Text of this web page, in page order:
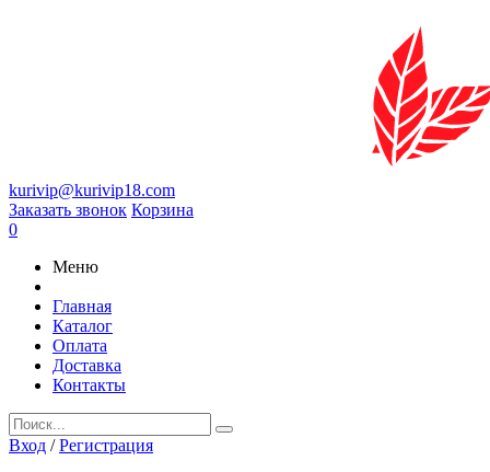
kurivip@kurivip18.com
Заказать звонок Корзина
0
Меню
Главная
Каталог
Оплата
Доставка
Контакты
Вход /Регистрация